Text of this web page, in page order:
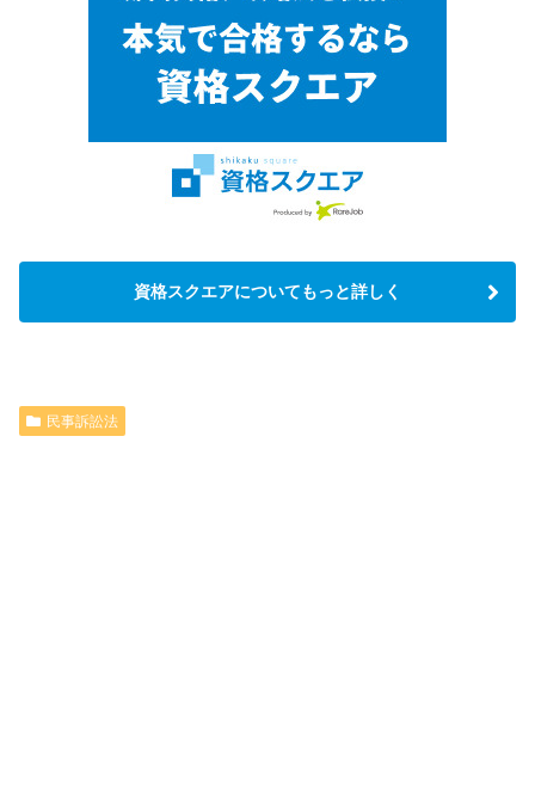
資格スクエアについてもっと詳しく
民事訴訟法